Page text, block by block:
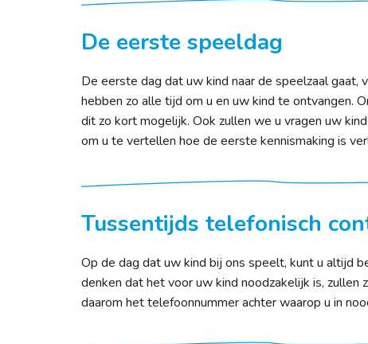
De eerste speeldag
De eerste dag dat uw kind naar de speelzaal
hebben zo alle tijd om u en uw kind te ontvangen.
dit zo kort mogelijk. Ook zullen we u vragen uw
om u te vertellen hoe de eerste kennismaking is
Tussentijds telefonisch
Op de dag dat uw kind bij ons speelt, kunt u altijd
denken dat het voor uw kind noodzakelijk is, zullen
daarom het telefoonnummer achter waarop u in